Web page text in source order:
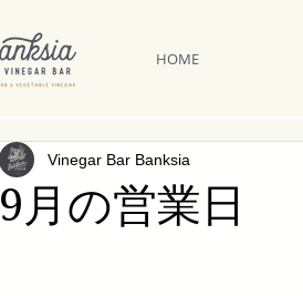
HOME
9月の営業日
Vinegar Bar Banksia